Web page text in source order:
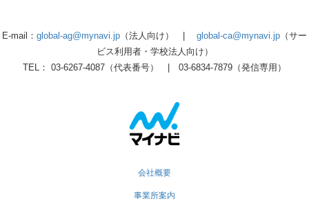
E-mail： global-ag@mynavi.jp （法人向け） | global-ca@mynavi.jp （サー
ビス利用者・学校法人向け）
TEL： 03-6267-4087（代表番号） | 03-6834-7879（発信専用）
会社概要
事業所案内